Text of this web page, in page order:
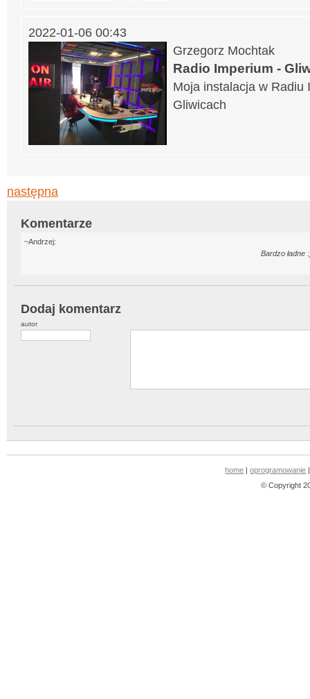
2022-01-06 00:43
Grzegorz Mochtak
Radio Imperium -
Moja instalacja w Radiu
Gliwicach
następna
Komentarze
~Andrzej:
Bardzo ładne
Dodaj komentarz
autor
home |oprogramowanie
© Copyright